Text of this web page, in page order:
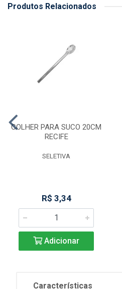
Produtos Relacionados
COLHER PARA SUCO 20CM
RECIFE
SELETIVA
R$ 3,34
Adicionar
Características